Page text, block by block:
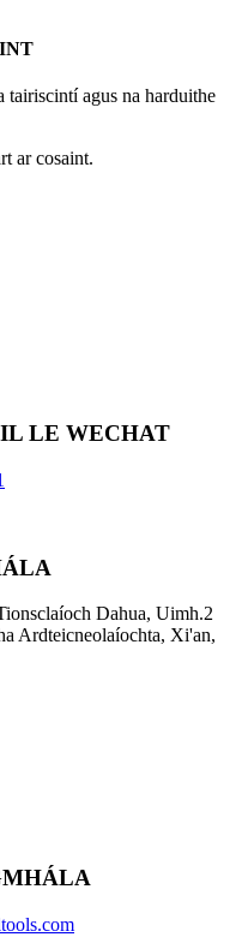
agus na harduithe
ar cosaint.
LE WECHAT
Dahua, Uimh.2
Ardteicneolaíochta, Xi'an,